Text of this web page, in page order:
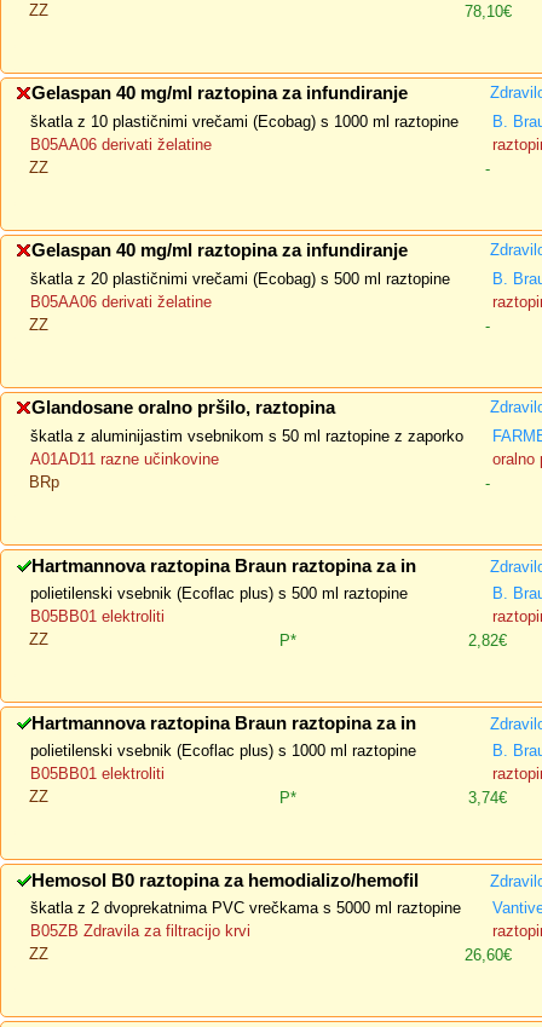
ZZ
78,10€
Gelaspan 40 mg/ml raztopina za infundiranje
škatla z 10 plastičnimi vrečami (Ecobag) s 1000 ml raztopine
B.
B05AA06 derivati želatine
ZZ
-
Gelaspan 40 mg/ml raztopina za infundiranje
škatla z 20 plastičnimi vrečami (Ecobag) s 500 ml raztopine
B.
B05AA06 derivati želatine
ZZ
-
Glandosane oralno pršilo, raztopina
škatla z aluminijastim vsebnikom s 50 ml raztopine z zaporko
A01AD11 razne učinkovine
oralno
BRp
-
Hartmannova raztopina Braun raztopina za in
polietilenski vsebnik (Ecoflac plus) s 500 ml raztopine
B.
B05BB01 elektroliti
ZZ
P* 2,82€
Hartmannova raztopina Braun raztopina za in
polietilenski vsebnik (Ecoflac plus) s 1000 ml raztopine
B.
B05BB01 elektroliti
ZZ
P* 3,74€
Hemosol B0 raztopina za hemodializo/hemofil
škatla z 2 dvoprekatnima PVC vrečkama s 5000 ml raztopine
B05ZB Zdravila za filtracijo krvi
ZZ
26,60€